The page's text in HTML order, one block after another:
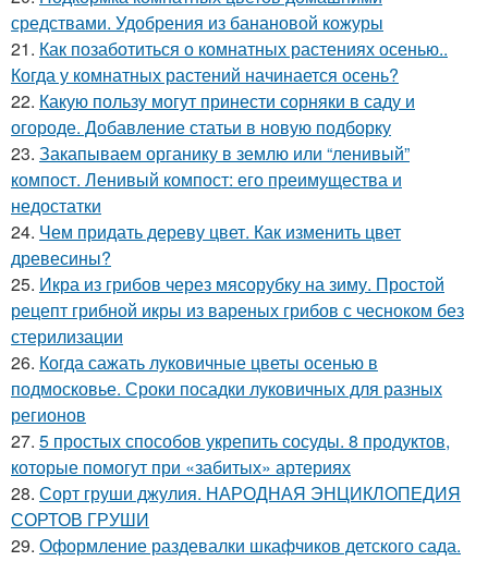
средствами. Удобрения из банановой кожуры
21. Как позаботиться о комнатных растениях осенью..
Когда у комнатных растений начинается осень?
22. Какую пользу могут принести сорняки в саду и
огороде. Добавление статьи в новую подборку
23. Закапываем органику в землю или “ленивый”
компост. Ленивый компост: его преимущества и
недостатки
24. Чем придать дереву цвет. Как изменить цвет
древесины?
25. Икра из грибов через мясорубку на зиму. Простой
рецепт грибной икры из вареных грибов с чесноком без
стерилизации
26. Когда сажать луковичные цветы осенью в
подмосковье. Сроки посадки луковичных для разных
регионов
27. 5 простых способов укрепить сосуды. 8 продуктов,
которые помогут при «забитых» артериях
28. Сорт груши джулия. НАРОДНАЯ ЭНЦИКЛОПЕДИЯ
СОРТОВ ГРУШИ
29. Оформление раздевалки шкафчиков детского сада.